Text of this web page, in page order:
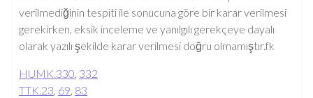
verilmediğinin tespiti ile sonucuna göre bir karar verilmesi
gerekirken, eksik inceleme ve yanılgılı gerekçeye dayalı
olarak yazılı şekilde karar verilmesi doğru olmamıştır.fk
HUMK. 330 332
TTK. 23 69 83